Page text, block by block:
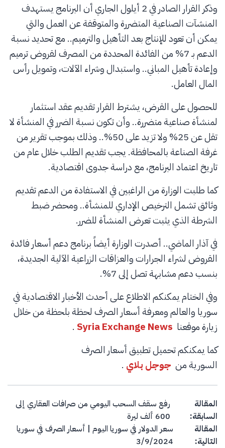
وذكر القرار الصادر في 2 أيلول الجاري أن البرنامج يستهدف
المنشآت الصناعية المتضررة والمتوقفة عن العمل والتي
يمكن أن تعود للإنتاج بعد التأهيل والترميم.. مع تحديد نسبة
الدعم بـ 7% من الفائدة المحددة من المصرف لقروض ترميم
وإعادة تأهيل المباني.. واستبدال وشراء الآلات، وتمويل رأس
المال العامل.
للحصول على القرض، يشترط القرار تقديم عقد استثمار
لمنشأة صناعية متضررة.. وأن تكون نسبة الضرر في المنشأة لا
تقل عن 25% ولا تزيد على 50%.. وذلك بموجب تقرير من
غرفة الصناعة بالمحافظة. يجب تقديم الطلب خلال عام من
تاريخ اعتماد البرنامج، مع دراسة جدوى اقتصادية.
كما طلبت الوزارة من الراغبين في الاستفادة من الدعم تقديم
وثائق تشمل الترخيص الإداري للمنشأة.. ومحضر ضبط
الشرطة الذي يثبت تعرض المنشأة للضرر.
في آذار الماضي.. أصدرت الوزارة أيضاً برنامج دعم أسعار فائدة
القروض لشراء الجرارات والعزاقات الزراعية الآلية الجديدة،
بنسب دعم مشابهة تصل إلى 7%.
وفي الختام يمكنكم الاطلاع على أحدث الأخبار الاقتصادية في
سوريا والعالم ومعرفة أسعار الصرف لحظة بلحظة من خلال
زيارة موقعنا Syria Exchange News
.
كما يمكنكم تحميل تطبيق أسعار الصرف
السورية من جوجل بلاي .
Post navigation
المقالة
السابقة:
رفع سقف السحب اليومي من صرافات العقاري إلى
600 ألف ليرة
المقالة
التالية:
سعر الدولار في سوريا اليوم | أسعار الصرف في سوريا
3/9/2024